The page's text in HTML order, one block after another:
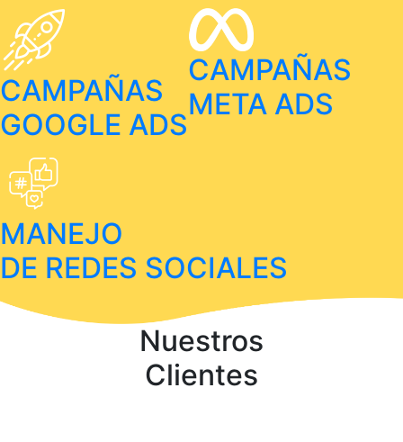
CAMPAÑAS
GOOGLE ADS
CAMPAÑAS
META ADS
MANEJO
DE REDES SOCIALES
Nuestros
Clientes